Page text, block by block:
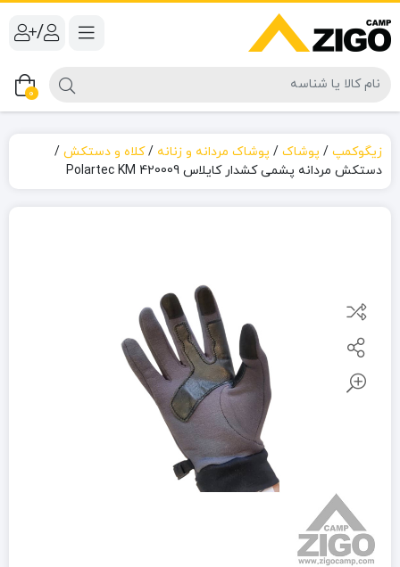
/
0
زیگوکمپ / پوشاک / پوشاک مردانه و زنانه /کلاه و دستکش /
دستکش مردانه پشمی کشدار کایلاس Polartec KM 420009